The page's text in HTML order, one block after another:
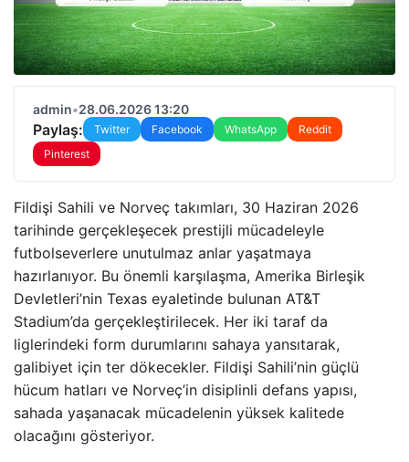
admin•28.06.2026 13:20
Paylaş: Twitter Facebook WhatsApp
Reddit
Pinterest
Fildişi Sahili ve Norveç takımları, 30 Haziran 2026
tarihinde gerçekleşecek prestijli mücadeleyle
futbolseverlere unutulmaz anlar yaşatmaya
hazırlanıyor. Bu önemli karşılaşma, Amerika Birleşik
Devletleri’nin Texas eyaletinde bulunan AT&T
Stadium’da gerçekleştirilecek. Her iki taraf da
liglerindeki form durumlarını sahaya yansıtarak,
galibiyet için ter dökecekler. Fildişi Sahili’nin güçlü
hücum hatları ve Norveç’in disiplinli defans yapısı,
sahada yaşanacak mücadelenin yüksek kalitede
olacağını gösteriyor.